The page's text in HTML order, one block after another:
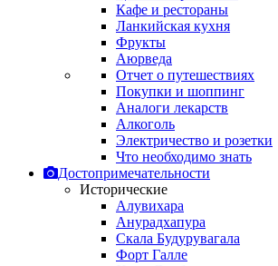
Кафе и рестораны
Ланкийская кухня
Фрукты
Аюрведа
Отчет о путешествиях
Покупки и шоппинг
Аналоги лекарств
Алкоголь
Электричество и розетки
Что необходимо знать
Достопримечательности
Исторические
Алувихара
Анурадхапура
Скала Будурувагала
Форт Галле